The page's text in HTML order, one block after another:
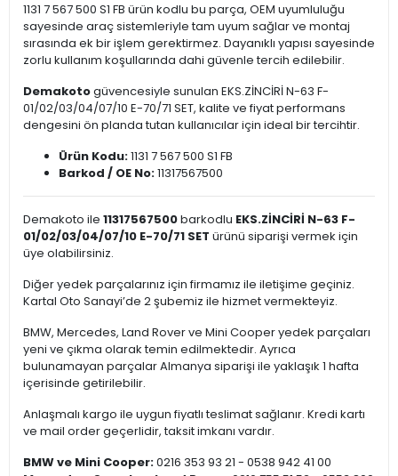
1131 7 567 500 S1 FB ürün kodlu bu parça, OEM uyumluluğu
sayesinde araç sistemleriyle tam uyum sağlar ve montaj
sırasında ek bir işlem gerektirmez. Dayanıklı yapısı sayesinde
zorlu kullanım koşullarında dahi güvenle tercih edilebilir.
Demakotogüvencesiyle sunulan EKS.ZİNCİRİ N-63 F-
01/02/03/04/07/10 E-70/71 SET, kalite ve fiyat performans
dengesini ön planda tutan kullanıcılar için ideal bir tercihtir.
Ürün Kodu:1131 7 567 500 S1 FB
Barkod / OE No:11317567500
Demakoto ile 11317567500barkodlu EKS.ZİNCİRİ N-63 F-
01/02/03/04/07/10 E-70/71 SET ürünü siparişi vermek için
üye olabilirsiniz.
Diğer yedek parçalarınız için firmamız ile iletişime geçiniz.
Kartal Oto Sanayi’de 2 şubemiz ile hizmet vermekteyiz.
BMW, Mercedes, Land Rover ve Mini Cooper yedek parçaları
yeni ve çıkma olarak temin edilmektedir. Ayrıca
bulunamayan parçalar Almanya siparişi ile yaklaşık 1 hafta
içerisinde getirilebilir.
Anlaşmalı kargo ile uygun fiyatlı teslimat sağlanır. Kredi kartı
ve mail order geçerlidir, taksit imkanı vardır.
BMW ve Mini Cooper:0216 353 93 21 - 0538 942 41 00